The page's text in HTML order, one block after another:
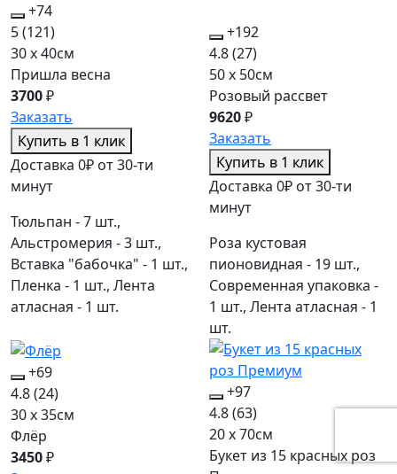
+74
5(121)
30 x 40см
Пришла весна
3700₽
Заказать
Купить в 1 клик
Доставка 0₽ от 30-ти
минут
Тюльпан - 7 шт.,
Альстромерия - 3 шт.,
Вставка "бабочка" - 1 шт.,
Пленка - 1 шт., Лента
атласная - 1 шт.
+192
4.8(27)
50 x 50см
Розовый рассвет
9620₽
Заказать
Купить в 1 клик
Доставка 0₽ от 30-ти
минут
Роза кустовая
пионовидная - 19 шт.,
Современная упаковка -
1 шт., Лента атласная - 1
шт.
+69
4.8(24)
30 x 35см
Флёр
3450₽
+97
4.8(63)
20 x 70см
Букет из 15 красных роз